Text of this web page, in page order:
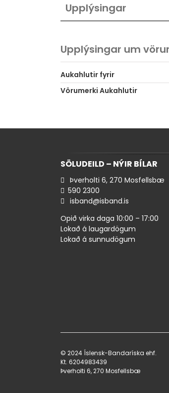
Upplýsingar
Upplýsingar um
Aukahlutir fyrir
Vörumerki Aukahlutir
SÖLUDEILD – NÝIR BÍLAR
Þverholti 6, 270 Mosfellsbæ
590 ​2300
isband@isband.is
Opið virka daga 10:00 – 17:00
Lokað á laugardögum
Lokað á sunnudögum
© 2024 Íslensk-Bandaríska ehf.
Kt. 620498​3439
Þverholti 6, 270 Mosfellsbæ